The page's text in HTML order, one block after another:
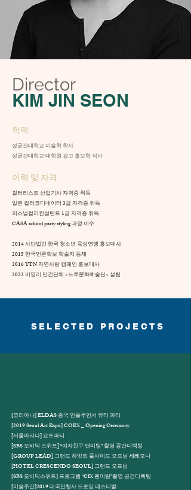
Director
KIM JIN SEON
학력
성균관대학교 미술학 학사
성균관대학교 대학원 광고 홍보학 석사
이력 및 자격
컬러리스트 산업기사 자격증 취득
일본 컬러코디네이터 3급 자격증 취득
퍼스널컬러컨설턴트 1급 자격증 취득
CASA school party styling 과정 이수
2014 사단법인 한국 청소년 육성연맹 홍보대사
2015 한국언론학보 학술지 등재
2016 YTN 자연사랑 캠페인 홍보대사
2022 비영리 민간단체 <느루문화예술단> 설립
SELECTED PROJECTS
[코리아나] ELDAS 중국 인플루언서 뷰티 파티
[2019 Seoul Art Expo] COEX _ Opening Ceremony
[서울마리나] 요트파티
[SBS 모비딕 스위트] “여자친구 팬미팅” 촬영 공간디렉팅
[GROUP LEAD] 그랜드 하얏트 풀사이드 오프닝 세레모니
[HOTEL CRESCENDO SEOUL] 그랜드 오프닝
[SBS 모비딕스위트] 프로그램 “CIX 팬미팅”촬영 공간디렉팅
[미술주간]2019 대국민행사 드로잉 페스티벌